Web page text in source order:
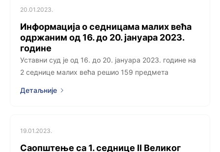
20.01.2023.
Информација о седницама малих већа
одржаним од 16. до 20. јануара 2023.
године
Уставни суд је од 16. до 20. јануара 2023. године на
2 седницe малих већа решио 159 предметa
Детаљније
19.01.2023.
Саопштење са 1. седницe II Великог